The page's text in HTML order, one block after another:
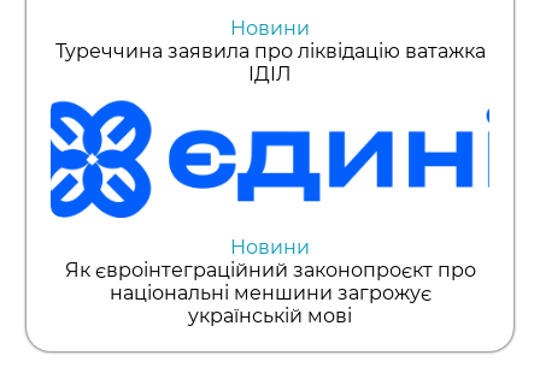
Новини
Туреччина заявила про ліквідацію ватажка
ІДІЛ
Новини
Як євроінтеграційний законопроєкт про
національні меншини загрожує
українській мові